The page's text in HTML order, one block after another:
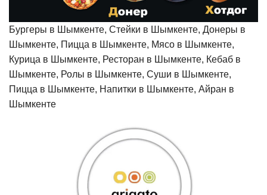
Бургеры в Шымкенте, Стейки в Шымкенте, Донеры в
Шымкенте, Пицца в Шымкенте, Мясо в Шымкенте,
Курица в Шымкенте, Ресторан в Шымкенте, Кебаб в
Шымкенте, Ролы в Шымкенте, Суши в Шымкенте,
Пицца в Шымкенте, Напитки в Шымкенте, Айран в
Шымкенте